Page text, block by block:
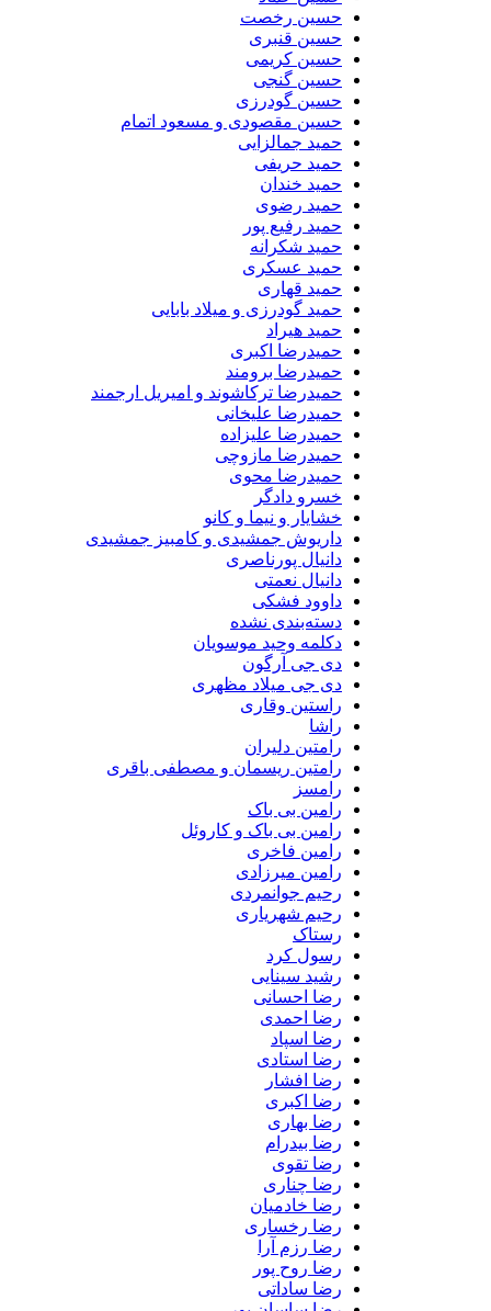
حسین رخصت
حسین قنبری
حسین کریمی
حسین گنجی
حسین گودرزی
حسین مقصودی و مسعود اتمام
حمید جمالزایی
حمید حریفی
حمید خندان
حمید رضوی
حمید رفیع پور
حمید شکرانه
حمید عسکری
حمید قهاری
حمید گودرزی و میلاد بابایی
حمید هیراد
حمیدرضا اکبری
حمیدرضا برومند
حمیدرضا ترکاشوند و امیریل ارجمند
حمیدرضا علیخانی
حمیدرضا علیزاده
حمیدرضا مازوچی
حمیدرضا محوی
خسرو دادگر
خشایار و نیما و کانو
داریوش جمشیدی و کامبیز جمشیدی
دانیال پورناصری
دانیال نعمتی
داوود فشکی
دسته‌بندی نشده
دکلمه وحید موسویان
دی جی آرگون
دی جی میلاد مظهری
راستین وقاری
راشا
رامتین دلیران
رامتین ریسمان و مصطفی باقری
رامسز
رامین بی باک
رامین بی باک و کاروئل
رامین فاخری
رامین میرزادی
رحیم جوانمردی
رحیم شهریاری
رستاک
رسول کرد
رشید سینایی
رضا احسانی
رضا احمدی
رضا اسپاد
رضا استادی
رضا افشار
رضا اکبری
رضا بهاری
رضا بیدرام
رضا تقوی
رضا چناری
رضا خادمیان
رضا رخساری
رضا رزم آرا
رضا روح پور
رضا ساداتی